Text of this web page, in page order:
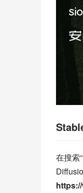
在搜索